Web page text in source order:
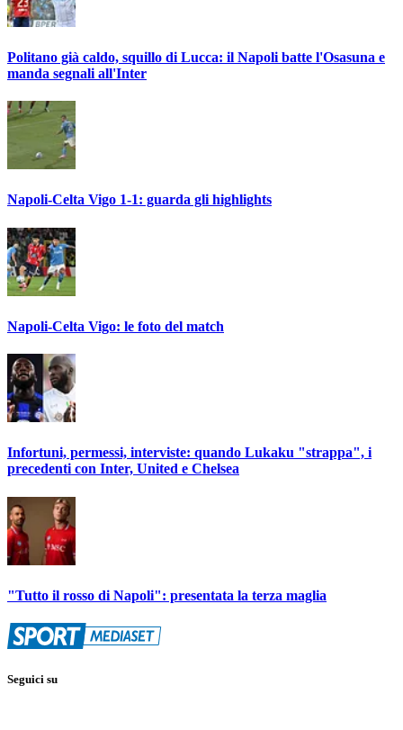
Politano già caldo, squillo di Lucca: il Napoli batte l'Osasuna e
manda segnali all'Inter
Napoli-Celta Vigo 1-1: guarda gli highlights
Napoli-Celta Vigo: le foto del match
Infortuni, permessi, interviste: quando Lukaku "strappa", i
precedenti con Inter, United e Chelsea
"Tutto il rosso di Napoli": presentata la terza maglia
Seguici su